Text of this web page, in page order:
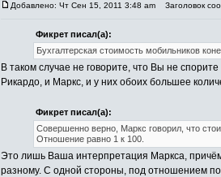
Добавлено: Чт Сен 15, 2011 3:48 am Заголовок
Фикрет писал(а):
Бухгалтерская стоимость мобильников
В таком случае не говорите, что Вы не
Рикардо, и Маркс, и у них обоих большее
Фикрет писал(а):
Совершенно верно, Маркс говорил, что
Отношение равно 1 к 100.
Это лишь Ваша интерпретация Маркса,
разному. С одной стороны, под отношением